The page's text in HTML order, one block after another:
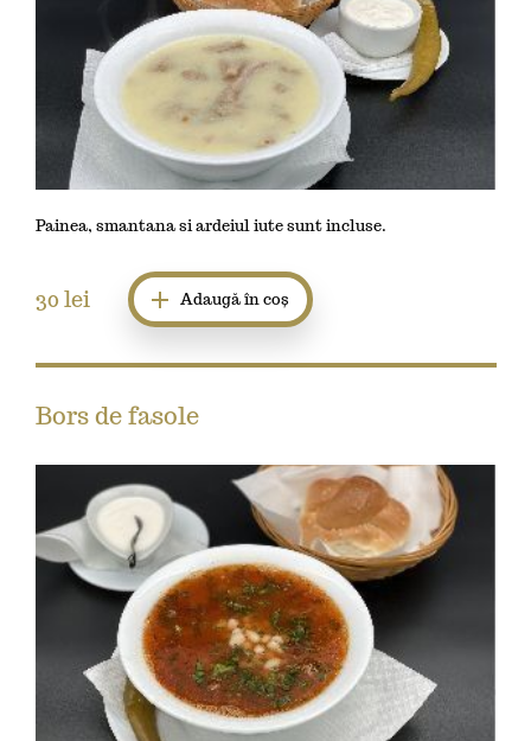
Painea, smantana si ardeiul iute sunt incluse.
30 lei Adaugă în coș
Bors de fasole